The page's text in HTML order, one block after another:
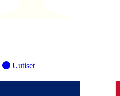
Uutiset